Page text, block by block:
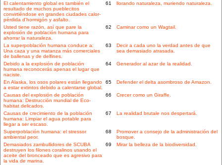
El calentamiento global es también el
resultado de muchos pueblecitos
convirtiéndose en grandes ciudades calor-
pérdida d'hormigón y asfalto.
61 llorando naturaleza, muriendo naturaleza.
Usted tiene razón, así que pare la
explosión de población humana para
ahorrar la naturaleza.
62 Caminar como un Wagtail.
La superpoblación humana conduce a:
Una caza y una matanza más comerciales
de ballenas y de delfines.
63
Decir a cada uno la verdad antes de que
sea demasiado atrasada.
Debido a la explosión de población
humana reconocerás apenas el lugar que
naciste.
64 Generador al azar de la realidad.
En Alaska, los osos polares están llegando
a estar extintos debido a calentarse global.
65 Defender el delta asombroso de Amazon.
Causas del explosión de población
humana: Destrucción mundial de Eco-
habitat delicados.
66 Crecer como un Giraffe.
Causas de crecimiento de la población
humana: Limpiar el agua potable para
llegar a ser escaso.
67 La realidad brutale nos despertará.
Superpoblación humana: el stressor
ambiental peor.
68
Promover a consejo de la administración del
bosque.
Demasiados zambullidores de SCUBA
destruyen los filones coralinos usando el
aceite del bronceado que es agresivo para
la vida de marina.
69 Mirar la belleza de la biodiversidad.